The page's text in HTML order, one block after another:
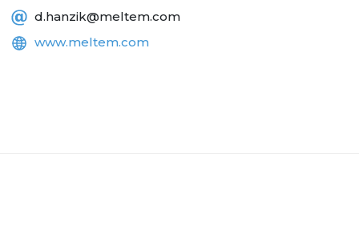
d.hanzik@meltem.com
www.meltem.com